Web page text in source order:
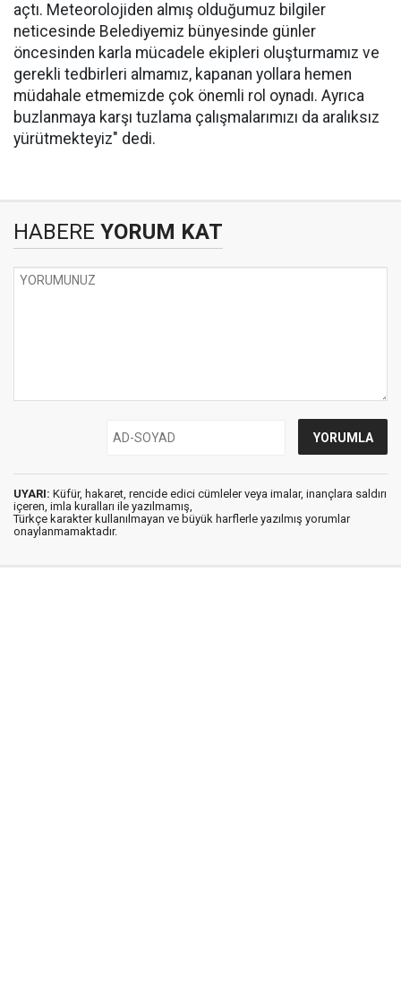
açtı. Meteorolojiden almış olduğumuz bilgiler
neticesinde Belediyemiz bünyesinde günler
öncesinden karla mücadele ekipleri oluşturmamız ve
gerekli tedbirleri almamız, kapanan yollara hemen
müdahale etmemizde çok önemli rol oynadı. Ayrıca
buzlanmaya karşı tuzlama çalışmalarımızı da aralıksız
yürütmekteyiz" dedi.
HABERE YORUM KAT
UYARI: Küfür, hakaret, rencide edici cümleler veya imalar, inançlara saldırı
içeren, imla kuralları ile yazılmamış,
Türkçe karakter kullanılmayan ve büyük harflerle yazılmış yorumlar
onaylanmamaktadır.